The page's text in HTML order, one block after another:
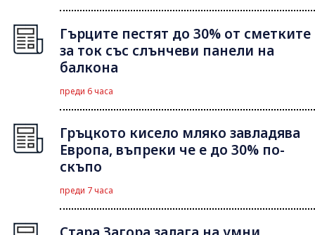
Гърците пестят до 30% от сметките
за ток със слънчеви панели на
балкона
преди 6 часа
Гръцкото кисело мляко завладява
Европа, въпреки че е до 30% по-
скъпо
преди 7 часа